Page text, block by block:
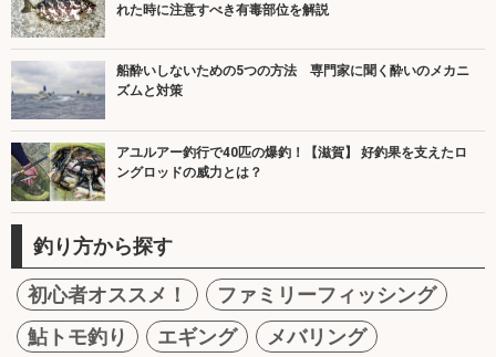
れた時に注意すべき有毒部位を解説
船酔いしないための5つの方法 専門家に聞く酔いのメカニ
ズムと対策
アユルアー釣行で40匹の爆釣！【滋賀】 好釣果を支えたロ
ングロッドの威力とは？
釣り方から探す
初心者オススメ！
ファミリーフィッシング
鮎トモ釣り
エギング
メバリング